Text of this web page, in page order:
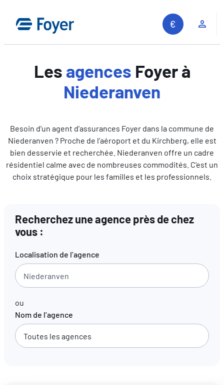
contenu
Recherche sur le site
Les agences Foyer à
Niederanven
Besoin d’un agent d’assurances Foyer dans la commune de
Niederanven ? Proche de l’aéroport et du Kirchberg, elle est
bien desservie et recherchée. Niederanven offre un cadre
résidentiel calme avec de nombreuses commodités. C’est un
choix stratégique pour les familles et les professionnels.
Recherchez une agence près de chez
vous :
Localisation de l’agence
ou
Nom de l’agence